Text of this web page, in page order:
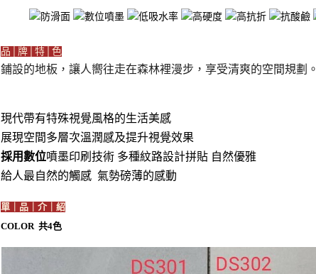
品│牌│特│色
鋪設的地板，讓人嚮往走在森林裡漫步，享受清爽的空間規劃。
現代帶有特殊視覺風格的生活美感
展現空間多層次溫潤感及提升視覺效果
採用數位噴墨印刷技術 多種紋路設計拼貼 自然優雅
給人最自然的觸感 氣勢磅薄的感動
單｜品｜介｜紹
COLOR 共4色